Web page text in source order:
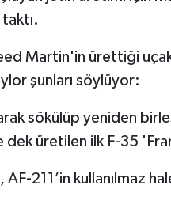
taktı.
Martin'in ürettiği
şunları söylüyor:
sökülüp yeniden
dek üretilen ilk F-35
211’in kullanılmaz